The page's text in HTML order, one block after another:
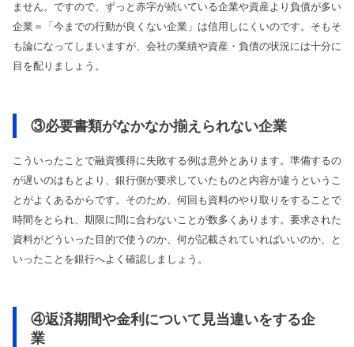
ません。ですので、ずっと赤字が続いている企業や資産より負債が多い
企業＝「今までの行動が良くない企業」は信用しにくいのです。そもそ
も論になってしまいますが、会社の業績や資産・負債の状況には十分に
目を配りましょう。
③必要書類がなかなか揃えられない企業
こういったことで融資獲得に失敗する例は意外とあります。準備するの
が遅いのはもとより、銀行側が要求していたものと内容が違うというこ
とがよくあるからです。そのため、何回も資料のやり取りをすることで
時間をとられ、期限に間に合わないことが数多くあります。要求された
資料がどういった目的で使うのか、何が記載されていればいいのか、と
いったことを銀行へよく確認しましょう。
④返済期間や金利について見当違いをする企
業